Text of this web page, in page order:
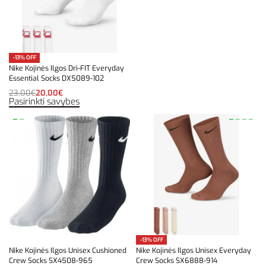
-13% OFF
Nike Kojinės Ilgos Dri-FIT Everyday
Essential Socks DX5089-102
23,00€20,00€
Pasirinkti savybes
Nike Kojinės Ilgos Unisex Cushioned
Crew Socks SX4508-965
-13% OFF
Nike Kojinės Ilgos Unisex Everyday
Crew Socks SX6888-914